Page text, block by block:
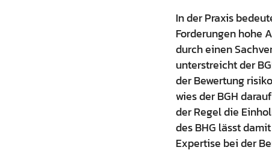
In der Praxis
Forderungen hohe
durch einen
unterstreicht der
der Bewertung
wies der BGH
der Regel die
des BHG lässt
Expertise bei der